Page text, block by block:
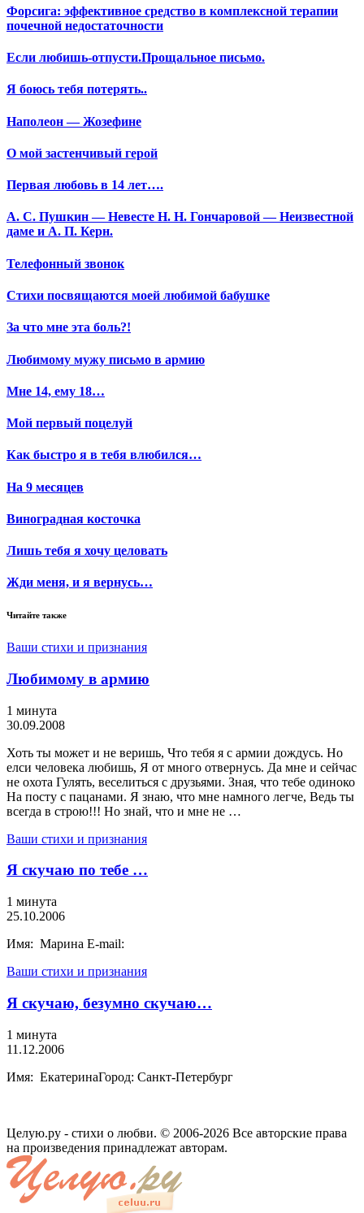
Форсига: эффективное средство в комплексной терапии
почечной недостаточности
Если любишь-отпусти.Прощальное письмо.
Я боюсь тебя потерять..
Наполеон — Жозефине
О мой застенчивый герой
Первая любовь в 14 лет….
А. С. Пушкин — Невесте Н. Н. Гончаровой — Неизвестной
даме и А. П. Керн.
Телефонный звонок
Стихи посвящаются моей любимой бабушке
За что мне эта боль?!
Любимому мужу письмо в армию
Мне 14, ему 18…
Мой первый поцелуй
Как быстро я в тебя влюбился…
На 9 месяцев
Виноградная косточка
Лишь тебя я хочу целовать
Жди меня, и я вернусь…
Читайте также
Ваши стихи и признания
Любимому в армию
1 минута
30.09.2008
Хоть ты может и не веришь, Что тебя я с армии дождусь. Но
елси человека любишь, Я от много отвернусь. Да мне и сейчас
не охота Гулять, веселиться с друзьями. Зная, что тебе одиноко
На посту с пацанами. Я знаю, что мне намного легче, Ведь ты
всегда в строю!!! Но знай, что и мне не …
Ваши стихи и признания
Я скучаю по тебе …
1 минута
25.10.2006
Имя: Марина E-mail:
Ваши стихи и признания
Я скучаю, безумно скучаю…
1 минута
11.12.2006
Имя: ЕкатеринаГород: Санкт-Петербург
Целую.ру - стихи о любви. © 2006-2026 Все авторские права
на произведения принадлежат авторам.